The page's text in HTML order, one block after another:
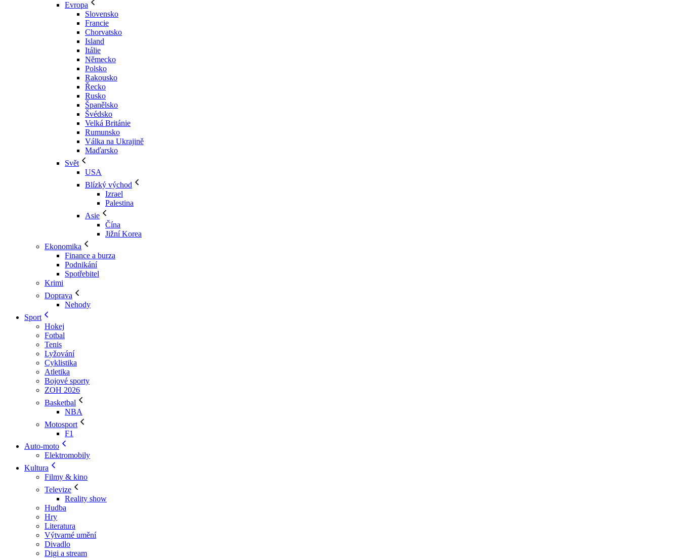
Evropa
Slovensko
Francie
Chorvatsko
Island
Itálie
Německo
Polsko
Rakousko
Řecko
Rusko
Španělsko
Švédsko
Velká Británie
Rumunsko
Válka na Ukrajině
Maďarsko
Svět
USA
Blízký východ
Izrael
Palestina
Asie
Čína
Jižní Korea
Ekonomika
Finance a burza
Podnikání
Spotřebitel
Krimi
Doprava
Nehody
Sport
Hokej
Fotbal
Tenis
Lyžování
Cyklistika
Atletika
Bojové sporty
ZOH 2026
Basketbal
NBA
Motosport
F1
Auto-moto
Elektromobily
Kultura
Filmy & kino
Televize
Reality show
Hudba
Hry
Literatura
Výtvarné umění
Divadlo
Digi a stream